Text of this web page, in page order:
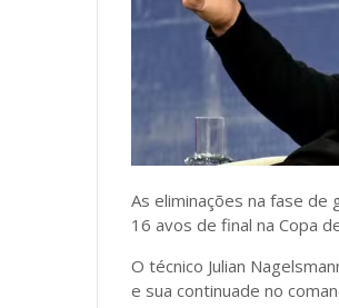
As eliminações na fase
16 avos de final na Copa
O técnico Julian
e sua continuade no